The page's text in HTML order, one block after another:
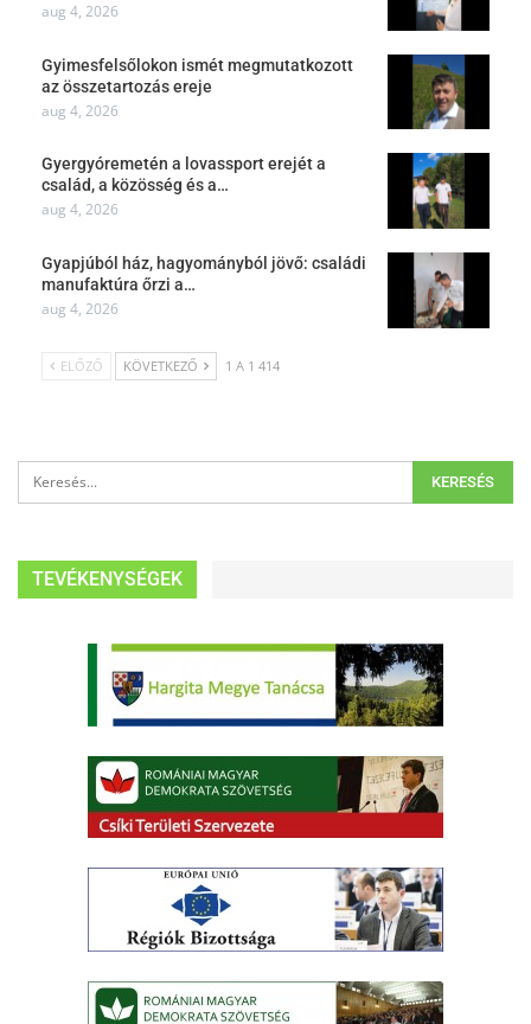
aug 4, 2026
Gyimesfelsőlokon ismét megmutatkozott
az összetartozás ereje
aug 4, 2026
Gyergyóremetén a lovassport erejét a
család, a közösség és a…
aug 4, 2026
Gyapjúból ház, hagyományból jövő: családi
manufaktúra őrzi a…
aug 4, 2026
ELŐZŐ KÖVETKEZŐ 1 A 1 414
TEVÉKENYSÉGEK